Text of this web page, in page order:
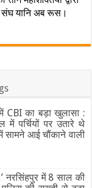
संघ यानि अब रूस।
CBI का बड़ा खुलासा :
पर्चियों पर उतारे थे
सामने आई चौंकाने वाली
नरसिंहपुर में 8 साल की